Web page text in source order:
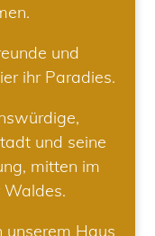
und
ihr Paradies.
und seine
mitten im
Waldes.
unserem Haus